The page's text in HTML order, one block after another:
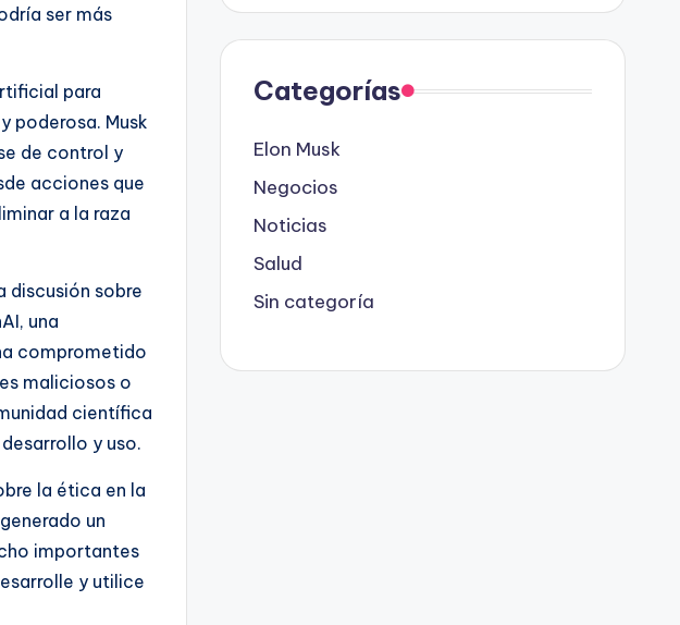
ser más
para
poderosa. Musk
de control y
acciones que
a la raza
discusión sobre
una
comprometido
maliciosos o
científica
y uso.
la ética en la
un
importantes
y utilice
Categorías
Elon Musk
Negocios
Noticias
Salud
Sin categoría